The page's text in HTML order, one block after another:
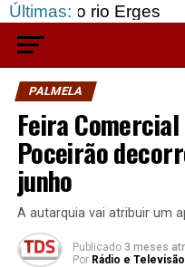
Últimas:
Erges Opinião:
PALMELA
Feira
Poceirão
junho
A autarquia vai atribuir um
Publicado 3 meses
Por Rádio e